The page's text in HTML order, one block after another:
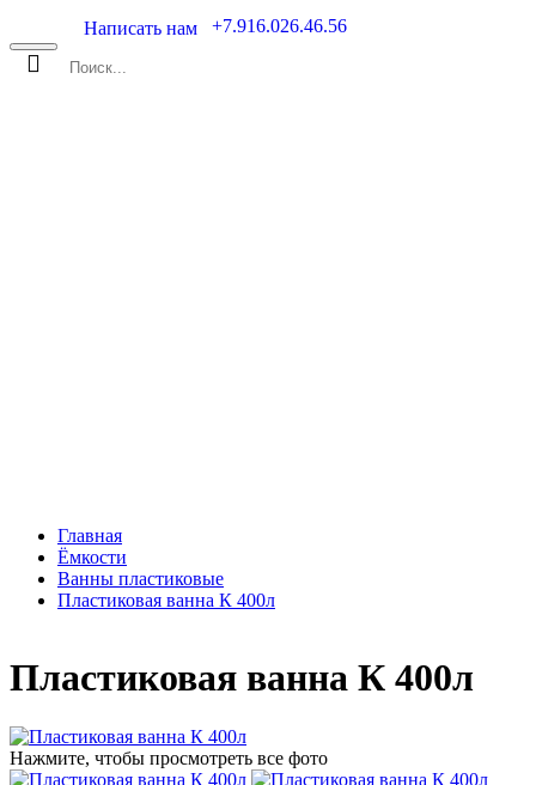
Написать нам +7.916.026.46.56
Главная
Ёмкости
Ванны пластиковые
Пластиковая ванна К 400л
Пластиковая ванна К 400л
Нажмите, чтобы просмотреть все фото